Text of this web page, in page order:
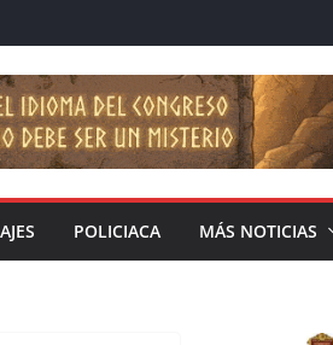
POLICIACA MÁS NOTICIAS